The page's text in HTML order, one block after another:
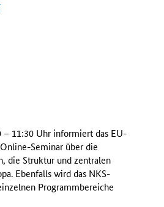
– 11:30 Uhr informiert das EU-
Online-Seminar über die
die Struktur und zentralen
Ebenfalls wird das NKS-
Programmbereiche